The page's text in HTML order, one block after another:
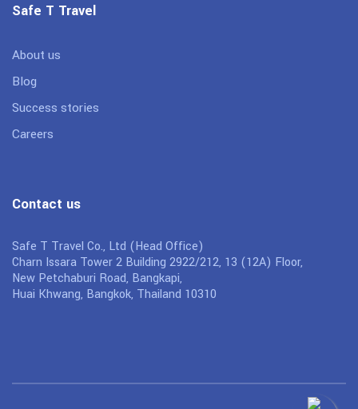
Safe T Travel
About us
Blog
Success stories
Careers
Contact us
Safe T Travel Co., Ltd (Head Office)
Charn Issara Tower 2 Building 2922/212, 13 (12A) Floor,
New Petchaburi Road, Bangkapi,
Huai Khwang, Bangkok, Thailand 10310